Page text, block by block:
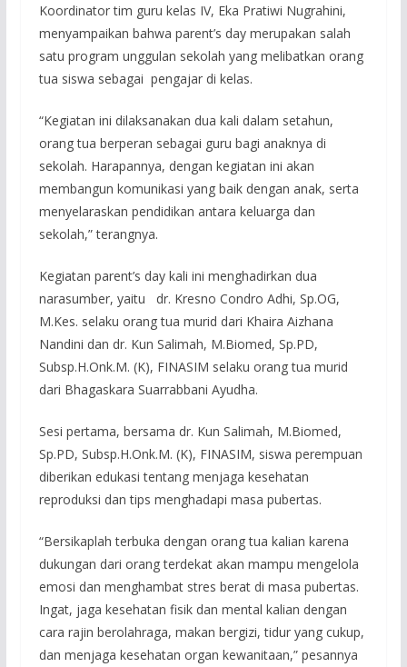
Koordinator tim guru kelas IV, Eka Pratiwi Nugrahini,
menyampaikan bahwa parent’s day merupakan salah
satu program unggulan sekolah yang melibatkan orang
tua siswa sebagai pengajar di kelas.
“Kegiatan ini dilaksanakan dua kali dalam setahun,
orang tua berperan sebagai guru bagi anaknya di
sekolah. Harapannya, dengan kegiatan ini akan
membangun komunikasi yang baik dengan anak, serta
menyelaraskan pendidikan antara keluarga dan
sekolah,” terangnya.
Kegiatan parent’s day kali ini menghadirkan dua
narasumber, yaitu dr. Kresno Condro Adhi, Sp.OG,
M.Kes. selaku orang tua murid dari Khaira Aizhana
Nandini dan dr. Kun Salimah, M.Biomed, Sp.PD,
Subsp.H.Onk.M. (K), FINASIM selaku orang tua murid
dari Bhagaskara Suarrabbani Ayudha.
Sesi pertama, bersama dr. Kun Salimah, M.Biomed,
Sp.PD, Subsp.H.Onk.M. (K), FINASIM, siswa perempuan
diberikan edukasi tentang menjaga kesehatan
reproduksi dan tips menghadapi masa pubertas.
“Bersikaplah terbuka dengan orang tua kalian karena
dukungan dari orang terdekat akan mampu mengelola
emosi dan menghambat stres berat di masa pubertas.
Ingat, jaga kesehatan fisik dan mental kalian dengan
cara rajin berolahraga, makan bergizi, tidur yang cukup,
dan menjaga kesehatan organ kewanitaan,” pesannya